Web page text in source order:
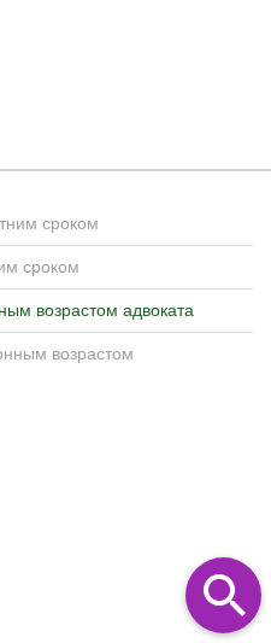
сроком
сроком
возрастом адвоката
возрастом